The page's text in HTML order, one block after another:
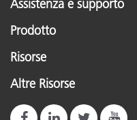
Assistenza e supporto
Prodotto
Risorse
Altre Risorse